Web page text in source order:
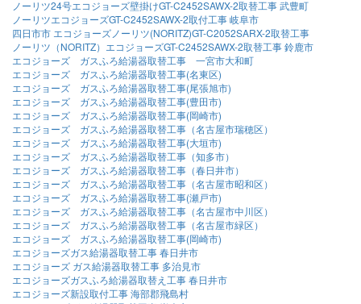
ノーリツ24号エコジョーズ壁掛けGT-C2452SAWX-2取替工事 武豊町
ノーリツエコジョーズGT-C2452SAWX-2取付工事 岐阜市
四日市市 エコジョーズノーリツ(NORITZ)GT-C2052SARX-2取替工事
ノーリツ（NORITZ）エコジョーズGT-C2452SAWX-2取替工事 鈴鹿市
エコジョーズ ガスふろ給湯器取替工事 一宮市大和町
エコジョーズ ガスふろ給湯器取替工事(名東区)
エコジョーズ ガスふろ給湯器取替工事(尾張旭市)
エコジョーズ ガスふろ給湯器取替工事(豊田市)
エコジョーズ ガスふろ給湯器取替工事(岡崎市)
エコジョーズ ガスふろ給湯器取替工事（名古屋市瑞穂区）
エコジョーズ ガスふろ給湯器取替工事(大垣市)
エコジョーズ ガスふろ給湯器取替工事（知多市）
エコジョーズ ガスふろ給湯器取替工事（春日井市）
エコジョーズ ガスふろ給湯器取替工事（名古屋市昭和区）
エコジョーズ ガスふろ給湯器取替工事(瀬戸市)
エコジョーズ ガスふろ給湯器取替工事（名古屋市中川区）
エコジョーズ ガスふろ給湯器取替工事（名古屋市緑区）
エコジョーズ ガスふろ給湯器取替工事(岡崎市)
エコジョーズガス給湯器取替工事 春日井市
エコジョーズ ガス給湯器取替工事 多治見市
エコジョーズガスふろ給湯器取替え工事 春日井市
エコジョーズ新設取付工事 海部郡飛島村